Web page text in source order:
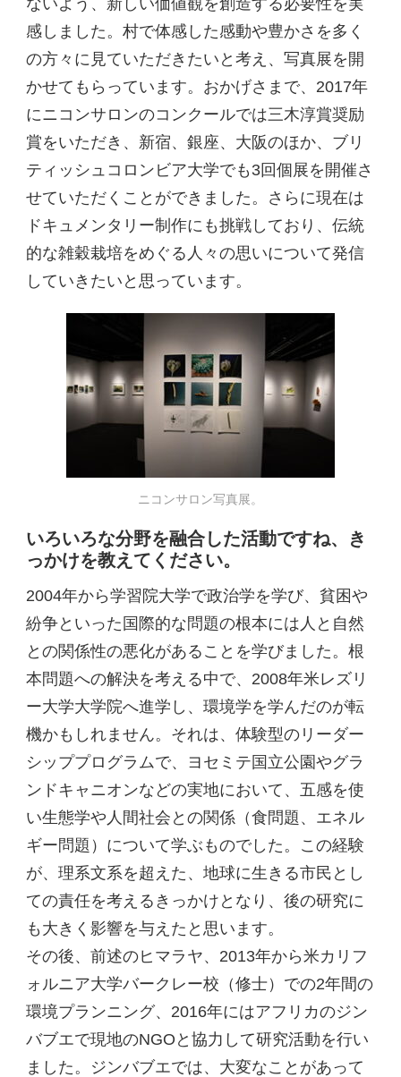
ないよう、新しい価値観を創造する必要性を実
感しました。村で体感した感動や豊かさを多く
の方々に見ていただきたいと考え、写真展を開
かせてもらっています。おかげさまで、2017年
にニコンサロンのコンクールでは三木淳賞奨励
賞をいただき、新宿、銀座、大阪のほか、ブリ
ティッシュコロンビア大学でも3回個展を開催さ
せていただくことができました。さらに現在は
ドキュメンタリー制作にも挑戦しており、伝統
的な雑穀栽培をめぐる人々の思いについて発信
していきたいと思っています。
ニコンサロン写真展。
いろいろな分野を融合した活動ですね、き
っかけを教えてください。
2004年から学習院大学で政治学を学び、貧困や
紛争といった国際的な問題の根本には人と自然
との関係性の悪化があることを学びました。根
本問題への解決を考える中で、2008年米レズリ
ー大学大学院へ進学し、環境学を学んだのが転
機かもしれません。それは、体験型のリーダー
シッププログラムで、ヨセミテ国立公園やグラ
ンドキャニオンなどの実地において、五感を使
い生態学や人間社会との関係（食問題、エネル
ギー問題）について学ぶものでした。この経験
が、理系文系を超えた、地球に生きる市民とし
ての責任を考えるきっかけとなり、後の研究に
も大きく影響を与えたと思います。
その後、前述のヒマラヤ、2013年から米カリフ
ォルニア大学バークレー校（修士）での2年間の
環境プランニング、2016年にはアフリカのジン
バブエで現地のNGOと協力して研究活動を行い
ました。ジンバブエでは、大変なことがあって